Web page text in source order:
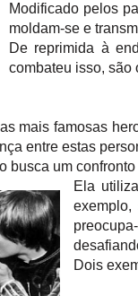
Modificado pelos
moldam-se e
De reprimida à
combateu isso, são
mais famosas
entre estas
busca um
Ela
Dois